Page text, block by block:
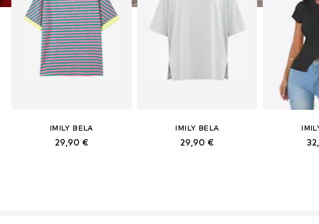
IMILY BELA
29,90 €
IMILY BELA
29,90 €